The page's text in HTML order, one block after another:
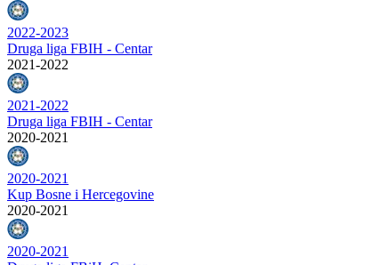
2022-2023
Druga liga FBIH - Centar
2021-2022
2021-2022
Druga liga FBIH - Centar
2020-2021
2020-2021
Kup Bosne i Hercegovine
2020-2021
2020-2021